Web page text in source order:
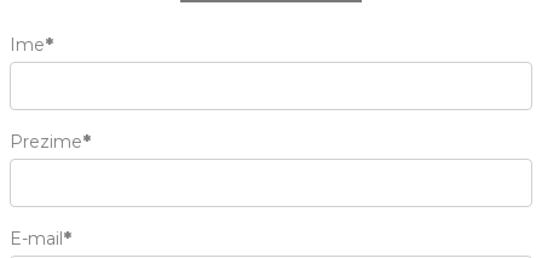
Ime*
Prezime*
E-mail*